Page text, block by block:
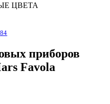
ЦВЕТА
приборов
Favola